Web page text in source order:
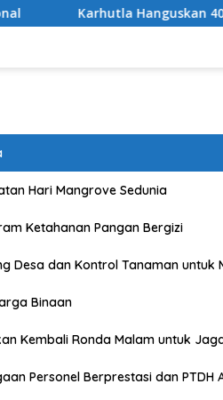
Hanguskan 40 Hektare
Hari Mangrove Sedunia
Ketahanan Pangan Bergizi
Desa dan Kontrol Tanaman untuk
Binaan
Kembali Ronda Malam untuk
Personel Berprestasi dan PTDH